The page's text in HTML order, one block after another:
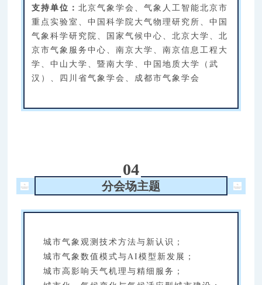
支持单位：北京气象学会、气象人工智能北京市
重点实验室、中国科学院大气物理研究所、中国
气象科学研究院、国家气候中心、北京大学、北
京市气象服务中心、南京大学、南京信息工程大
学、中山大学、暨南大学、中国地质大学（武
汉）、四川省气象学会、成都市气象学会
04
分会场主题
城市气象观测技术方法与新认识；
城市气象数值模式与AI模型新发展；
城市高影响天气机理与精细服务；